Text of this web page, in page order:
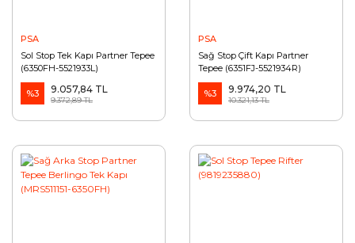
PSA
Sol Stop Tek Kapı Partner Tepee
(6350FH-5521933L)
%3 9.057,84 TL
9.372,89 TL
PSA
Sağ Stop Çift Kapı Partner
Tepee (6351FJ-5521934R)
%3 9.974,20 TL
10.321,13 TL